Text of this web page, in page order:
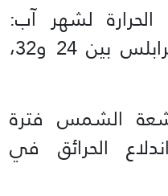
لشهر آب:
بيروت بين 25 و33، طرابلس بين 24 و32،
الشمس فترة
الحرائق في